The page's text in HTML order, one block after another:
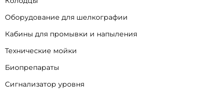
Оборудование для шелкографии
Кабины для промывки и напыления
Технические мойки
Биопрепараты
Сигнализатор уровня